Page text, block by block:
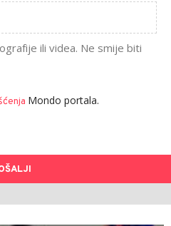
ili videa. Ne smije biti
Mondo portala.